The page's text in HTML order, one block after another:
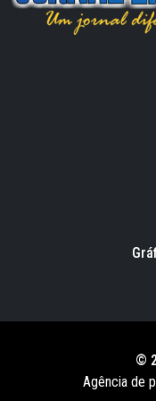
©
Agência de